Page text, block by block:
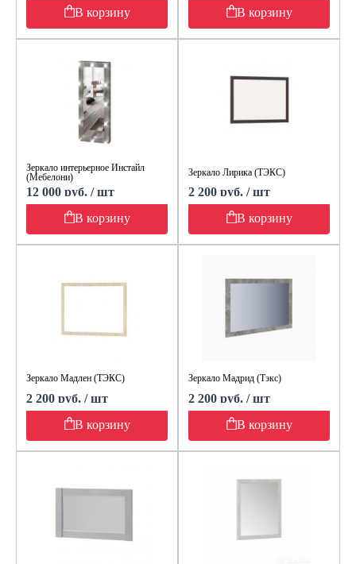
В корзину
В корзину
Зеркало интерьерное Инстайл
(Мебелони)
12 000 руб. / шт
В корзину
Зеркало Лирика (ТЭКС)
2 200 руб. / шт
В корзину
Зеркало Мадлен (ТЭКС)
2 200 руб. / шт
В корзину
Зеркало Мадрид (Тэкс)
2 200 руб. / шт
В корзину